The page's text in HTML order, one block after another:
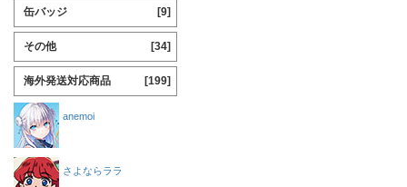
缶バッジ [9]
その他 [34]
海外発送対応商品 [199]
anemoi
さよならララ